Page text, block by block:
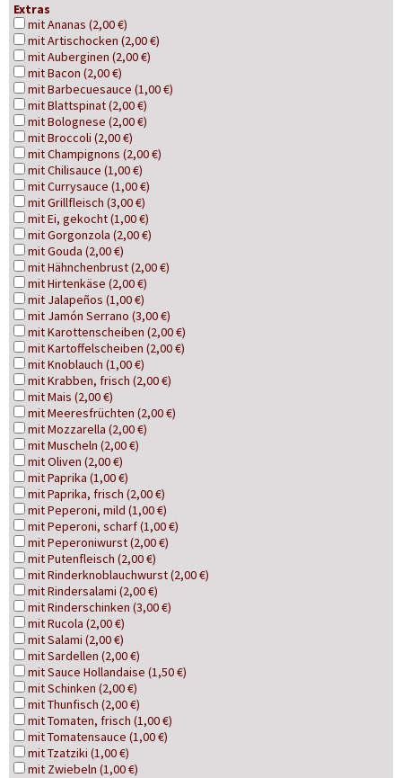
Extras
mit Ananas (2,00 €)
mit Artischocken (2,00 €)
mit Auberginen (2,00 €)
mit Bacon (2,00 €)
mit Barbecuesauce (1,00 €)
mit Blattspinat (2,00 €)
mit Bolognese (2,00 €)
mit Broccoli (2,00 €)
mit Champignons (2,00 €)
mit Chilisauce (1,00 €)
mit Currysauce (1,00 €)
mit Grillfleisch (3,00 €)
mit Ei, gekocht (1,00 €)
mit Gorgonzola (2,00 €)
mit Gouda (2,00 €)
mit Hähnchenbrust (2,00 €)
mit Hirtenkäse (2,00 €)
mit Jalapeños (1,00 €)
mit Jamón Serrano (3,00 €)
mit Karottenscheiben (2,00 €)
mit Kartoffelscheiben (2,00 €)
mit Knoblauch (1,00 €)
mit Krabben, frisch (2,00 €)
mit Mais (2,00 €)
mit Meeresfrüchten (2,00 €)
mit Mozzarella (2,00 €)
mit Muscheln (2,00 €)
mit Oliven (2,00 €)
mit Paprika (1,00 €)
mit Paprika, frisch (2,00 €)
mit Peperoni, mild (1,00 €)
mit Peperoni, scharf (1,00 €)
mit Peperoniwurst (2,00 €)
mit Putenfleisch (2,00 €)
mit Rinderknoblauchwurst (2,00 €)
mit Rindersalami (2,00 €)
mit Rinderschinken (3,00 €)
mit Rucola (2,00 €)
mit Salami (2,00 €)
mit Sardellen (2,00 €)
mit Sauce Hollandaise (1,50 €)
mit Schinken (2,00 €)
mit Thunfisch (2,00 €)
mit Tomaten, frisch (1,00 €)
mit Tomatensauce (1,00 €)
mit Tzatziki (1,00 €)
mit Zwiebeln (1,00 €)